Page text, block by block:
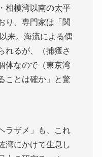
相模湾以南の太平
り、専門家は「関
来。海流による偶
れるが、（捕獲さ
体なので（東京湾
ことは確か」と驚
ラザメ」も、これ
湾にかけて生息し